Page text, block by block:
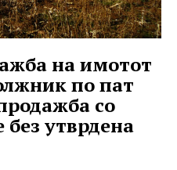
на имотот
по пат
со
утврдена